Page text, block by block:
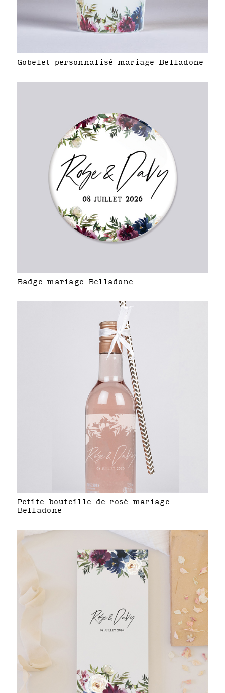
Gobelet personnalisé mariage Belladone
Badge mariage Belladone
Petite bouteille de rosé mariage
Belladone